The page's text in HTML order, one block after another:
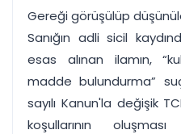
Tüm özellikleri inceleyin
Gereği görüşülüp
Sanığın adli sicil
esas alınan ilamın,
madde bulundurma”
sayılı Kanun'la değişik
koşullarının